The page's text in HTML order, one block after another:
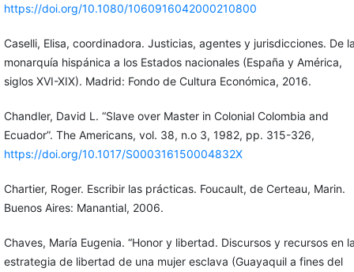
https://doi.org/10.1080/1060916042000210800
Caselli, Elisa, coordinadora. Justicias, agentes y jurisdicciones. De
monarquía hispánica a los Estados nacionales (España y América,
siglos XVI-XIX). Madrid: Fondo de Cultura Económica, 2016.
Chandler, David L. “Slave over Master in Colonial Colombia and
Ecuador”. The Americans, vol. 38, n.o 3, 1982, pp. 315-326,
https://doi.org/10.1017/S000316150004832X
Chartier, Roger. Escribir las prácticas. Foucault, de Certeau, Marin.
Buenos Aires: Manantial, 2006.
Chaves, María Eugenia. “Honor y libertad. Discursos y recursos en
estrategia de libertad de una mujer esclava (Guayaquil a fines del